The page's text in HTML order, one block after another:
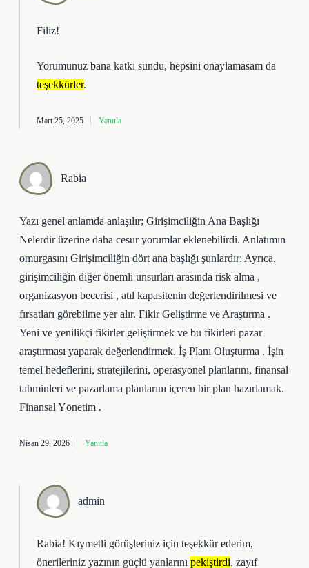
Filiz!
Yorumunuz bana katkı sundu, hepsini onaylamasam da
teşekkürler.
Mart 25, 2025 Yanıtla
Rabia
Yazı genel anlamda anlaşılır; Girişimciliğin Ana Başlığı
Nelerdir üzerine daha cesur yorumlar eklenebilirdi. Anlatımın
omurgasını Girişimciliğin dört ana başlığı şunlardır: Ayrıca,
girişimciliğin diğer önemli unsurları arasında risk alma ,
organizasyon becerisi , atıl kapasitenin değerlendirilmesi ve
fırsatları görebilme yer alır. Fikir Geliştirme ve Araştırma .
Yeni ve yenilikçi fikirler geliştirmek ve bu fikirleri pazar
araştırması yaparak değerlendirmek. İş Planı Oluşturma . İşin
temel hedeflerini, stratejilerini, operasyonel planlarını, finansal
tahminleri ve pazarlama planlarını içeren bir plan hazırlamak.
Finansal Yönetim .
Nisan 29, 2026 Yanıtla
admin
Rabia! Kıymetli görüşleriniz için teşekkür ederim,
önerileriniz yazının güçlü yanlarını pekiştirdi, zayıf